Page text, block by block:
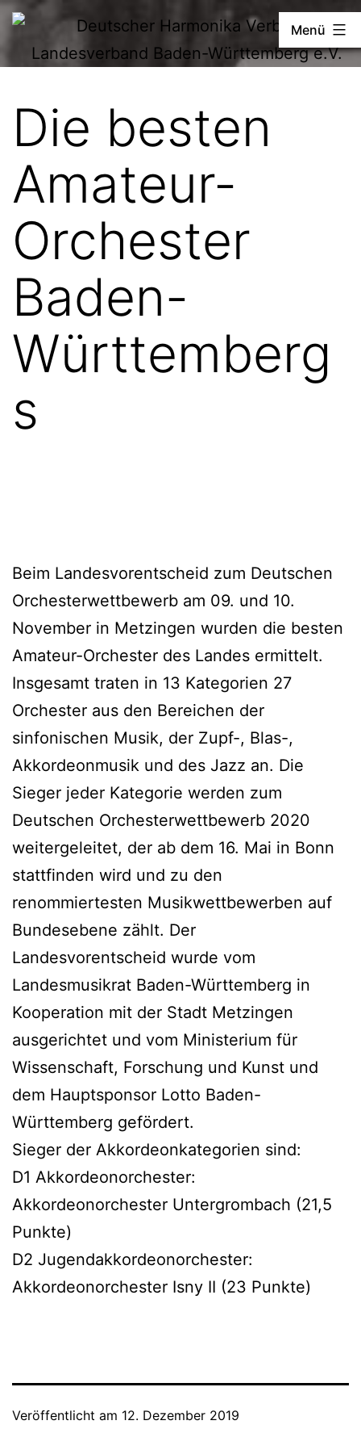
Zum
springen
Deutscher
Harmonika-
Menü
Die besten
Amateur-
Orchester
Baden-
Württemberg
s
Beim Landesvorentscheid zum Deutschen
Orchesterwettbewerb am 09. und 10.
November in Metzingen wurden die besten
Amateur-Orchester des Landes ermittelt.
Insgesamt traten in 13 Kategorien 27
Orchester aus den Bereichen der
sinfonischen Musik, der Zupf-, Blas-,
Akkordeonmusik und des Jazz an. Die
Sieger jeder Kategorie werden zum
Deutschen Orchesterwettbewerb 2020
weitergeleitet, der ab dem 16. Mai in Bonn
stattfinden wird und zu den
renommiertesten Musikwettbewerben auf
Bundesebene zählt. Der
Landesvorentscheid wurde vom
Landesmusikrat Baden-Württemberg in
Kooperation mit der Stadt Metzingen
ausgerichtet und vom Ministerium für
Wissenschaft, Forschung und Kunst und
dem Hauptsponsor Lotto Baden-
Württemberg gefördert.
Sieger der Akkordeonkategorien sind:
D1 Akkordeonorchester:
Akkordeonorchester Untergrombach (21,5
Punkte)
D2 Jugendakkordeonorchester:
Akkordeonorchester Isny II (23 Punkte)
Veröffentlicht am 12. Dezember 2019